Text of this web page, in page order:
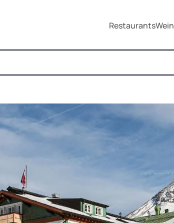
RestaurantsWein